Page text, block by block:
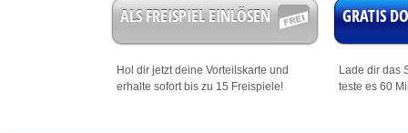
ALS FREISPIEL EINLÖSEN
Hol dir jetzt deine Vorteilskarte und
erhalte sofort bis zu 15 Freispiele!
GRATIS
Lade dir das
teste es 60